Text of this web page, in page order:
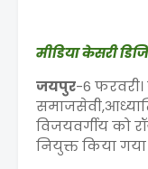
मीडिया केसरी
जयपुर-6
विजयवर्गीय को
नियुक्त किया गया